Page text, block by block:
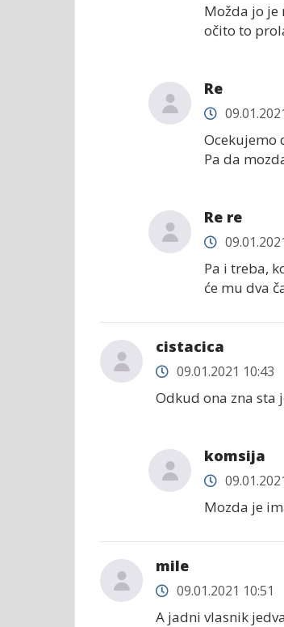
Možda jo je
očito to
Re
Ocekujemo
Pa da
Re re
Pa i treba,
će mu dva
cistacica
09.01.2021 10:43
Odkud ona zna sta
komsija
Mozda je
mile
09.01.2021 10:51
A jadni vlasnik